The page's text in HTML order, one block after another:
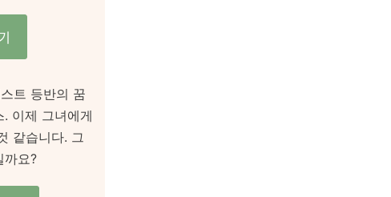
트 등반의 꿈
이제 그녀에게
같습니다. 그
까요?